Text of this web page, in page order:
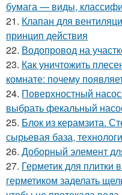
бумага — виды,
21. Клапан для
принцип действия
22. Водопровод на
23. Как уничтожить
комнате: почему
24. Поверхностный
выбрать фекальный
25. Блок из керамзита.
сырьевая база,
26. Доборный элемент
27. Герметик для плитки
герметиком заделать